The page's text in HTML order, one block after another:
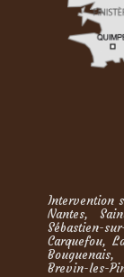
Intervention
Nantes,
Sébastien-
Carquefou,
Bouguenais,
Brevin-les-